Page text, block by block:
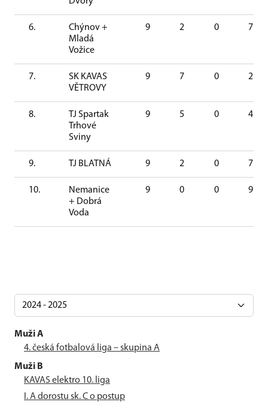
6.
Chýnov +
Mladá
Vožice
9 2 0 7
7.
SK KAVAS
VĚTROVY
9 7 0 2
8.
TJ Spartak
Trhové
Sviny
9 5 0 4
9. TJ BLATNÁ 9 2 0 7
10.
Nemanice
+ Dobrá
Voda
9 0 0 9
Muži A
4. česká fotbalová liga – skupina A
Muži B
KAVAS elektro 10. liga
I. A dorostu sk. C o postup